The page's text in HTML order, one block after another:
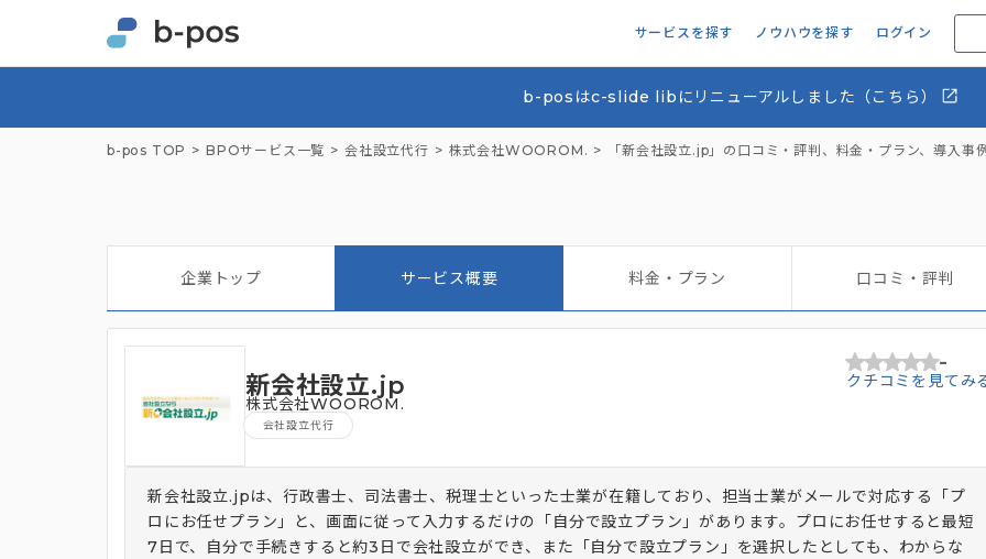
サービスを探す ノウハウを探す ログイン
b-posはc-slide libにリニューアルしました（こちら）
b-pos TOP BPOサービス一覧 会社設立代行 株式会社WOOROM. 「新会社設立.jp」の口コミ・評判、料金・プラン、導入事
企業トップ サービス概要 料金・プラン 口コミ・評判
新会社設立.jp
株式会社WOOROM.
会社設立代行
-
クチコミを見てみ
新会社設立.jpは、行政書士、司法書士、税理士といった士業が在籍しており、担当士業がメールで対応する「プ
ロにお任せプラン」と、画面に従って入力するだけの「自分で設立プラン」があります。プロにお任せすると最短
7日で、自分で手続きすると約3日で会社設立ができ、また「自分で設立プラン」を選択したとしても、わからな